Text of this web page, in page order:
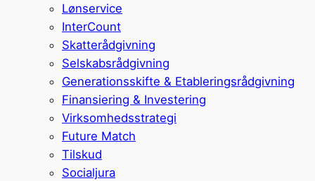
Lønservice
InterCount
Skatterådgivning
Selskabsrådgivning
Generationsskifte & Etableringsrådgivning
Finansiering & Investering
Virksomhedsstrategi
Future Match
Tilskud
Socialjura